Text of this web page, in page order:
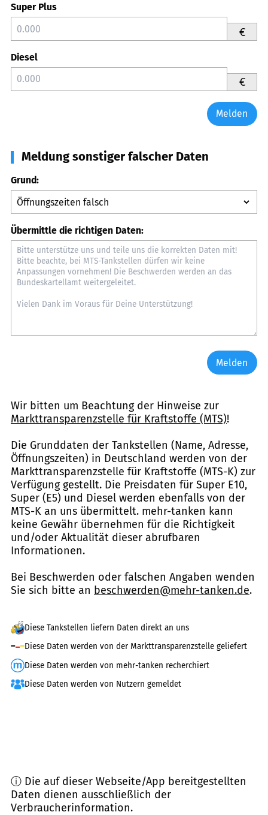
Super Plus
€
Diesel
€
Melden
Meldung sonstiger falscher Daten
Grund:
Übermittle die richtigen Daten:
Melden
Wir bitten um Beachtung der Hinweise zur
Markttransparenzstelle für Kraftstoffe (MTS)!
Die Grunddaten der Tankstellen (Name, Adresse,
Öffnungszeiten) in Deutschland werden von der
Markttransparenzstelle für Kraftstoffe (MTS-K) zur
Verfügung gestellt. Die Preisdaten für Super E10,
Super (E5) und Diesel werden ebenfalls von der
MTS-K an uns übermittelt. mehr-tanken kann
keine Gewähr übernehmen für die Richtigkeit
und/oder Aktualität dieser abrufbaren
Informationen.
Bei Beschwerden oder falschen Angaben wenden
Sie sich bitte an beschwerden@mehr-tanken.de.
Diese Tankstellen liefern Daten direkt an uns
Diese Daten werden von der Markttransparenzstelle geliefert
Diese Daten werden von mehr-tanken recherchiert
Diese Daten werden von Nutzern gemeldet
ⓘ Die auf dieser Webseite/App bereitgestellten
Daten dienen ausschließlich der
Verbraucherinformation.